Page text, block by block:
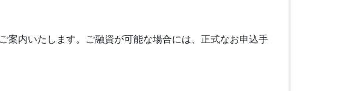
案内いたします。ご融資が可能な場合には、正式なお申込手